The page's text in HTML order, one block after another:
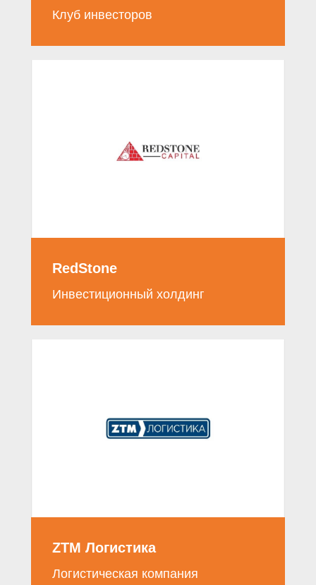
Клуб инвесторов
RedStone
Инвестиционный холдинг
ZTM Логистика
Логистическая компания